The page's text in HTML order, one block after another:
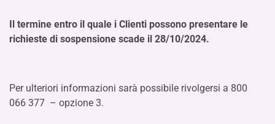
Il termine entro il quale i Clienti possono presentare le
richieste di sospensione scade il 28/10/2024.
Per ulteriori informazioni sarà possibile rivolgersi a 800
066 377 – opzione 3.